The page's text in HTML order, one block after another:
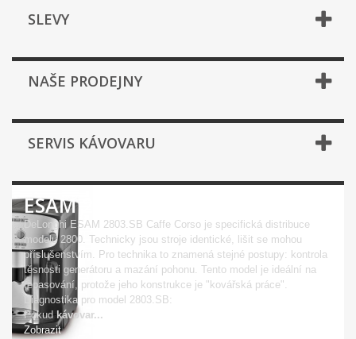
SLEVY
NAŠE PRODEJNY
SERVIS KÁVOVARU
ESAM 2803.SB CAFFE CORSO
DeLonghi ESAM 2803.SB Caffe Corso je specifická distribuce
modelu 2800. Technicky jsou stroje identické, lišit se mohou
příslušenstvím. Pro technika to znamená stejné postupy: kontrola
těsnosti generátoru a mazání pohonu. Tento model je ideální na
repasování, protože jeho konstrukce je "kovářská práce".
Diagnostika pro model 2803.SB:
Pokudkávovar...
Zobrazit